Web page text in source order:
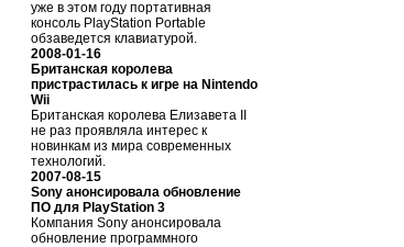
уже в этом году портативная
консоль PlayStation Portable
обзаведется клавиатурой.
2008-01-16
Британская королева
пристрастилась к игре на Nintendo
Wii
Британская королева Елизавета II
не раз проявляла интерес к
новинкам из мира современных
технологий.
2007-08-15
Sony анонсировала обновление
ПО для PlayStation 3
Компания Sony анонсировала
обновление программного